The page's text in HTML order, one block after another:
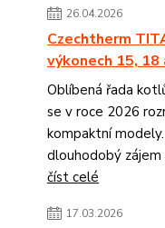
26.04.2026
Czechtherm
výkonech 15, 18
Oblíbená řada
se v roce 2026
kompaktní
dlouhodobý zájem
číst celé
17.03.2026